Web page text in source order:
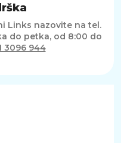
Links nazovite na tel.
do petka, od 8:00 do
3096 944